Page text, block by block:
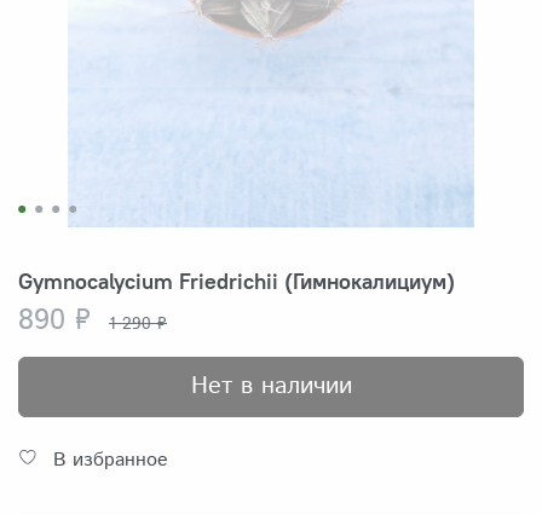
Gymnocalycium Friedrichii (Гимнокалициум)
890 ₽ 1 290 ₽
Нет в наличии
В избранное